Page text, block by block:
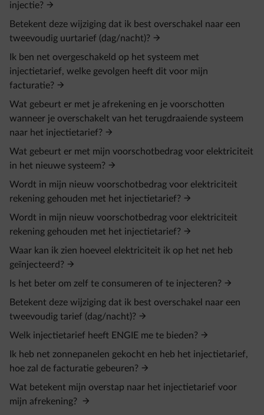
injectie?
Betekent deze wijziging dat ik best overschakel naar een
tweevoudig uurtarief (dag/nacht)?
Ik ben net overgeschakeld op het systeem met
injectietarief, welke gevolgen heeft dit voor mijn
facturatie?
Wat gebeurt er met je afrekening en je voorschotten
wanneer je overschakelt van het terugdraaiende systeem
naar het injectietarief?
Wat gebeurt er met mijn voorschotbedrag voor elektriciteit
in het nieuwe systeem?
Wordt in mijn nieuw voorschotbedrag voor elektriciteit
rekening gehouden met het injectietarief?
Wordt in mijn nieuw voorschotbedrag voor elektriciteit
rekening gehouden met het injectietarief?
Waar kan ik zien hoeveel elektriciteit ik op het net heb
geïnjecteerd?
Is het beter om zelf te consumeren of te injecteren?
Betekent deze wijziging dat ik best overschakel naar een
tweevoudig tarief (dag/nacht)?
Welk injectietarief heeft ENGIE me te bieden?
Ik heb net zonnepanelen gekocht en heb het injectietarief,
hoe zal de facturatie gebeuren?
Wat betekent mijn overstap naar het injectietarief voor
mijn afrekening?